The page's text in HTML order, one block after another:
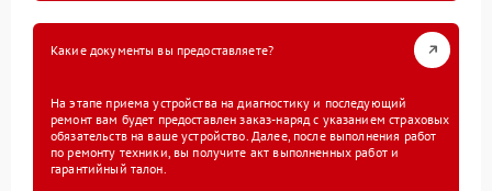
Какие документы вы предоставляете?
На этапе приема устройства на диагностику и последующий
ремонт вам будет предоставлен заказ-наряд с указанием страховых
обязательств на ваше устройство. Далее, после выполнения работ
по ремонту техники, вы получите акт выполненных работ и
гарантийный талон.